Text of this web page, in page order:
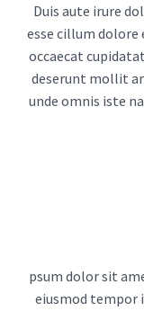
Duis aute irure
esse cillum dolore
occaecat
deserunt mollit
unde omnis iste
psum dolor sit
eiusmod tempor